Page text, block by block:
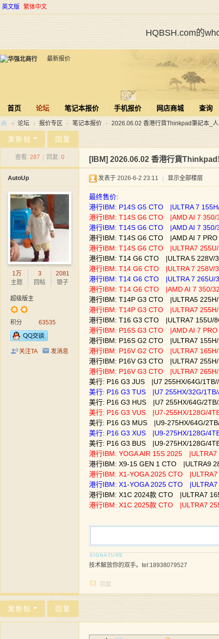
英文版 繁体中文
HQBSH.com的
最新报价
首页 论坛 笔记本报价 手机报价 网店商城 查询
北
» 论坛 › 报价专区 › 笔记本报价 › 2026.06.02 香港行貨Thinkpad筆記本_
发新帖 回复
查看: 287 回复: 0 [IBM] 2026.06.02 香港行貨
AutoUp
1万
主题
3
回帖
2081
银子
超级版主
积分 63535
关注TA 发消息
发表于 2026-6-2 23:11 显示全部楼层
最终售价:
港行IBM: P14S G5 CTO |ULTRA 7
港行IBM: T14S G6 CTO |AMD AI 7
港行IBM: T14S G6 CTO |AMD AI 7
港行IBM: T14S G6 CTO |AMD AI 7
港行IBM: T14S G6 CTO |ULTRA7
港行IBM: T14 G6 CTO |ULTRA 5
港行IBM: T14 G6 CTO |ULTRA 7
港行IBM: T14 G6 CTO |ULTRA 7
港行IBM: T14 G6 CTO |AMD AI 7 350/
港行IBM: T14P G3 CTO |ULTRA5
港行IBM: T14P G3 CTO |ULTRA7
港行IBM: T16 G3 CTO |ULTRA7 155U/
港行IBM: P16S G3 CTO |AMD AI 7
港行IBM: P16S G2 CTO |ULTRA7
港行IBM: P16V G2 CTO |ULTRA7
港行IBM: P16V G3 CTO |ULTRA7
港行IBM: P16V G3 CTO |ULTRA7
美行: P16 G3 JUS |U7 255HX/64G/
美行: P16 G3 TUS |U7 255HX/32G/
美行: P16 G3 HUS |U7 255HX/64G/
美行: P16 G3 VUS |U7-255HX/128G/
美行: P16 G3 MUS |U9-275HX/64G/
美行: P16 G3 XUS |U9-275HX/128G/
美行: P16 G3 BUS |U9-275HX/128G/
港行IBM: YOGA AIR 15S 2025
港行IBM: X9-15 GEN 1 CTO |ULTRA9
港行IBM: X1-YOGA 2025 CTO
港行IBM: X1-YOGA 2025 CTO
港行IBM: X1C 2024款 CTO |ULTRA7
港行IBM: X1C 2025款 CTO |ULTRA7
技术解放你的双手。tel:18938079527
回复
发新帖 回复